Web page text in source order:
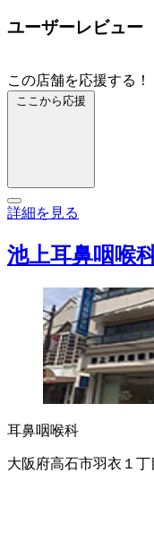
ユーザーレビュー
この店舗を応援する！
ここから応援
詳細を見る
池上耳鼻咽喉
耳鼻咽喉科
大阪府高石市羽衣１丁